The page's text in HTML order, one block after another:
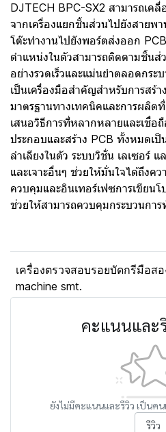
DJTECH BPC-SX2 สามารถเค
จากเครื่องแยกชิ้นส่วนไปยังสายพ
โต๊ะทำงานไปยังพอร์ตส่งออก
ตำแหน่งในตัวสามารถติดตามชิ้น
อย่างรวดเร็วและแม่นยำตลอดกร
เป็นเครื่องมือสำคัญสำหรับการสร้
มาตรฐานทางเทคนิคและการผลิต
เสนอวิธีการที่หลากหลายและเชื่อ
ประกอบและสร้าง PCB ทั้งหมดเ
ลำเลียงในตัว ระบบวิชั่น เลเซอร์
และเจาะอื่นๆ ช่วยให้มั่นใจได้ถึง
ควบคุมและอินเทอร์เฟซการเขียน
ช่วยให้สามารถควบคุมกระบวนกา
เครื่องตรวจสอบรอยบัดกรีมือส
machine smt.
คะแนนและ
ยังไม่มีคะแนนและรีวิว เป็นค
รีวิว